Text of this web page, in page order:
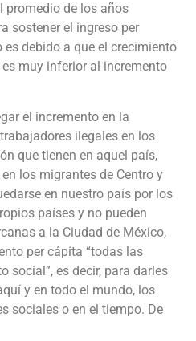
promedio de los años
sostener el ingreso per
debido a que el crecimiento
muy inferior al incremento
el incremento en la
ilegales en los
que tienen en aquel país,
los migrantes de Centro y
en nuestro país por los
países y no pueden
a la Ciudad de México,
per cápita “todas las
social”, es decir, para darles
y en todo el mundo, los
sociales o en el tiempo. De